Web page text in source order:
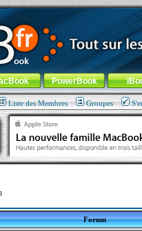
nomade !
général-Aller au menu de
PowerBook
Liste des Membres Groupes
Forum